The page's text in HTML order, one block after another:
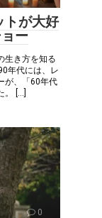
トが大好
ー
生き方を知る
年代には、レ
が、「60年代
[…]
0